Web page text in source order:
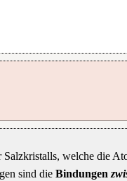
welche die
sind dieBindungen